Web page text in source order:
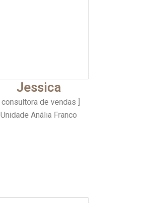
Jessica
[ consultora de vendas ]
Unidade Anália Franco